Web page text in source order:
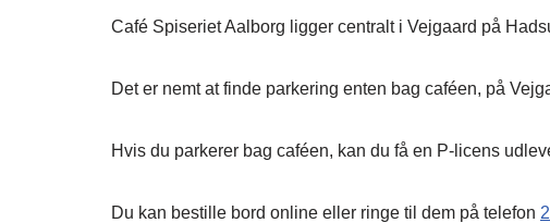
Café Spiseriet Aalborg ligger centralt i Vejgaard på
Det er nemt at finde parkering enten bag caféen, på
Hvis du parkerer bag caféen, kan du få en P-licens
Du kan bestille bord online eller ringe til dem på telefon